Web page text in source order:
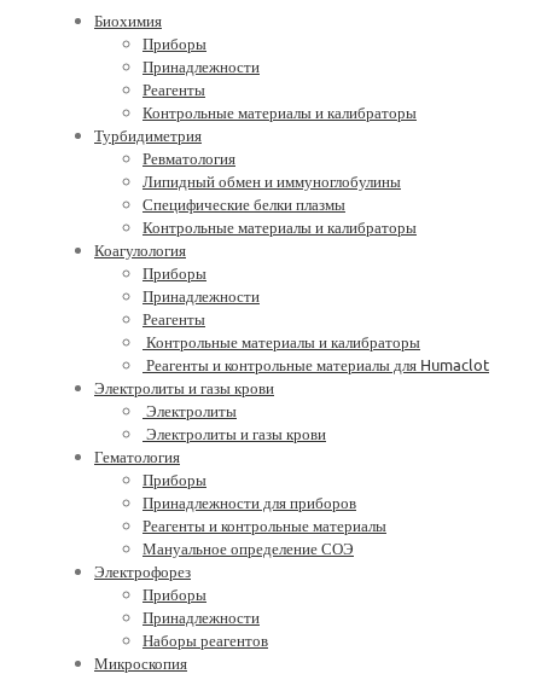
Биохимия
Приборы
Принадлежности
Реагенты
Контрольные материалы и калибраторы
Турбидиметрия
Ревматология
Липидный обмен и иммуноглобулины
Специфические белки плазмы
Контрольные материалы и калибраторы
Коагулология
Приборы
Принадлежности
Реагенты
Контрольные материалы и калибраторы
Реагенты и контрольные материалы для Humaclot
Электролиты и газы крови
Электролиты
Электролиты и газы крови
Гематология
Приборы
Принадлежности для приборов
Реагенты и контрольные материалы
Мануальное определение СОЭ
Электрофорез
Приборы
Принадлежности
Наборы реагентов
Микроскопия